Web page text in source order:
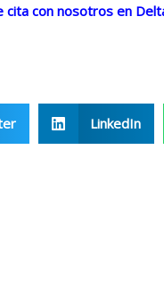
cita con nosotros en
LinkedIn